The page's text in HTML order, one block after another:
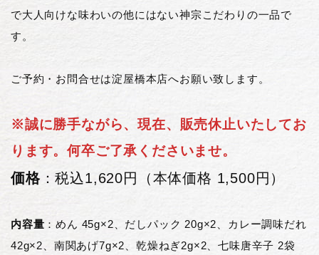
で大人向けな味わいの他にはない神宗こだわりの一品で
す。
ご予約・お問合せは淀屋橋本店へお願い致します。
※誠に勝手ながら、現在、販売休止いたしてお
ります。何卒ご了承くださいませ。
価格：税込1,620円（本体価格 1,500円）
内容量 ：めん 45g×2、だしパック 20g×2、カレー調味だれ
42g×2、南関あげ7g×2、乾燥ねぎ2g×2、七味唐辛子 2袋